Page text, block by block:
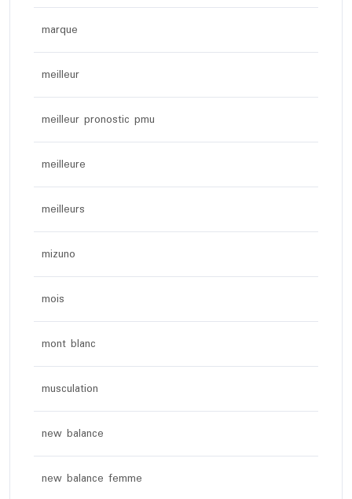
marque
meilleur
meilleur pronostic pmu
meilleure
meilleurs
mizuno
mois
mont blanc
musculation
new balance
new balance femme